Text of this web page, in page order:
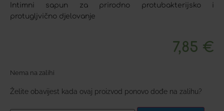
Intimni sapun za prirodno protubakterijsko i
protugljvično djelovanje
7,85 €
Nema na zalihi
Želite obavijest kada ovaj proizvod ponovo dođe na zalihu?